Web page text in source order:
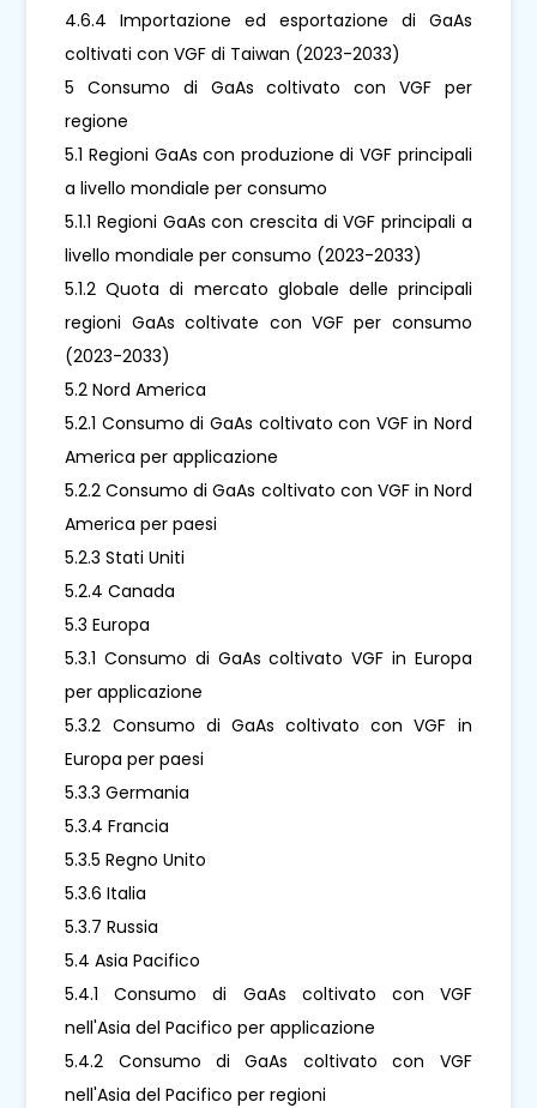
4.6.4 Importazione ed esportazione di GaAs
coltivati ​​con VGF di Taiwan (2023-2033)
5 Consumo di GaAs coltivato con VGF per
regione
5.1 Regioni GaAs con produzione di VGF principali
a livello mondiale per consumo
5.1.1 Regioni GaAs con crescita di VGF principali a
livello mondiale per consumo (2023-2033)
5.1.2 Quota di mercato globale delle principali
regioni GaAs coltivate con VGF per consumo
(2023-2033)
5.2 Nord America
5.2.1 Consumo di GaAs coltivato con VGF in Nord
America per applicazione
5.2.2 Consumo di GaAs coltivato con VGF in Nord
America per paesi
5.2.3 Stati Uniti
5.2.4 Canada
5.3 Europa
5.3.1 Consumo di GaAs coltivato VGF in Europa
per applicazione
5.3.2 Consumo di GaAs coltivato con VGF in
Europa per paesi
5.3.3 Germania
5.3.4 Francia
5.3.5 Regno Unito
5.3.6 Italia
5.3.7 Russia
5.4 Asia Pacifico
5.4.1 Consumo di GaAs coltivato con VGF
nell'Asia del Pacifico per applicazione
5.4.2 Consumo di GaAs coltivato con VGF
nell'Asia del Pacifico per regioni